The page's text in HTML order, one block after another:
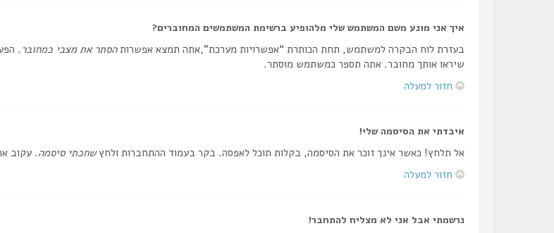
איך אני מונע משם המשתמש שלי מלהופיע ברשימת המשתמשים המחוברים?
בעזרת לוח הבקרה למשתמש, תחת הכותרת “אפשרויות מערכת”,אתה תמצא אפשרותהסתר את מצבי כמחובר .
שיראו אותך מחובר. אתה תספר כמשתמש מוסתר.
חזור למעלה
איבדתי את הסיסמה שלי!
אל תלחץ! כאשר אינך זוכר את הסיסמה, בקלות תוכל לאפסה. בקר בעמוד ההתחברות ולחץשחכתי סיסמה. עקוב
חזור למעלה
נרשמתי אבל אני לא מצליח להתחבר!